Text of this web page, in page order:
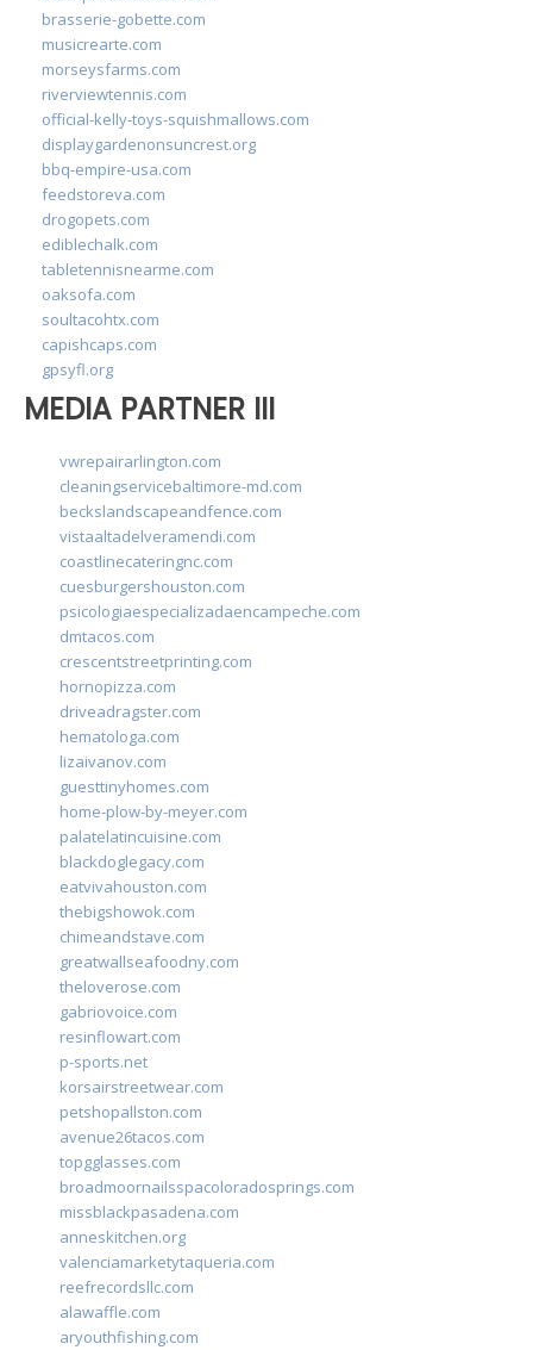
brasserie-gobette.com
musicrearte.com
morseysfarms.com
riverviewtennis.com
official-kelly-toys-squishmallows.com
displaygardenonsuncrest.org
bbq-empire-usa.com
feedstoreva.com
drogopets.com
ediblechalk.com
tabletennisnearme.com
oaksofa.com
soultacohtx.com
capishcaps.com
gpsyfl.org
MEDIA PARTNER III
vwrepairarlington.com
cleaningservicebaltimore-md.com
beckslandscapeandfence.com
vistaaltadelveramendi.com
coastlinecateringnc.com
cuesburgershouston.com
psicologiaespecializadaencampeche.com
dmtacos.com
crescentstreetprinting.com
hornopizza.com
driveadragster.com
hematologa.com
lizaivanov.com
guesttinyhomes.com
home-plow-by-meyer.com
palatelatincuisine.com
blackdoglegacy.com
eatvivahouston.com
thebigshowok.com
chimeandstave.com
greatwallseafoodny.com
theloverose.com
gabriovoice.com
resinflowart.com
p-sports.net
korsairstreetwear.com
petshopallston.com
avenue26tacos.com
topgglasses.com
broadmoornailsspacoloradosprings.com
missblackpasadena.com
anneskitchen.org
valenciamarketytaqueria.com
reefrecordsllc.com
alawaffle.com
aryouthfishing.com